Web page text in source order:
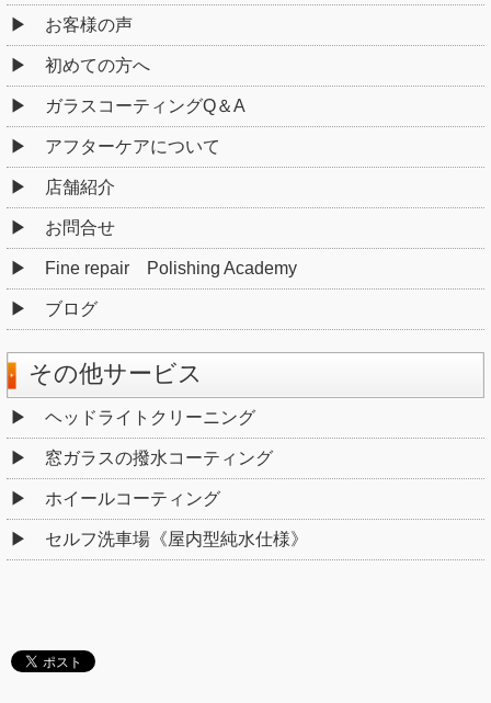
お客様の声
初めての方へ
ガラスコーティングQ＆A
アフターケアについて
店舗紹介
お問合せ
Fine repair Polishing Academy
ブログ
その他サービス
ヘッドライトクリーニング
窓ガラスの撥水コーティング
ホイールコーティング
セルフ洗車場《屋内型純水仕様》